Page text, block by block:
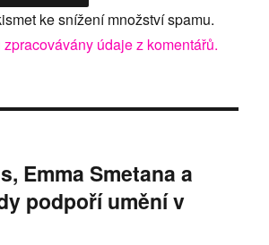
ke snížení množství spamu.
údaje z komentářů.
Emma Smetana a
podpoří umění v